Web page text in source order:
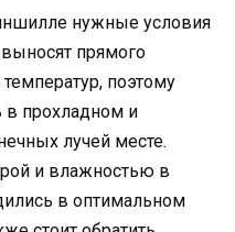
нужные условия
прямого
поэтому
в прохладном и
лучей месте.
и влажностью в
в оптимальном